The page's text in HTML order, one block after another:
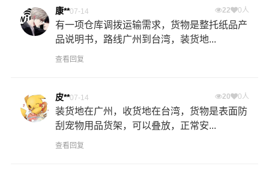
康**07-14 22 0人
有一项仓库调拨运输需求，货物是整托纸品产
品说明书，路线广州到台湾，装货地...
查看回复
皮**07-14 20 0人
装货地在广州，收货地在台湾，货物是表面防
刮宠物用品货架，可以叠放，正常安...
查看回复